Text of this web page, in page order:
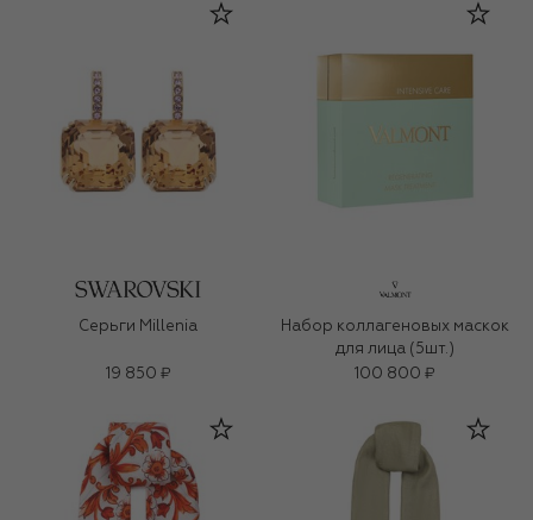
Серьги Millenia
19 850 ₽
Набор коллагеновых маскок
для лица (5шт.)
100 800 ₽